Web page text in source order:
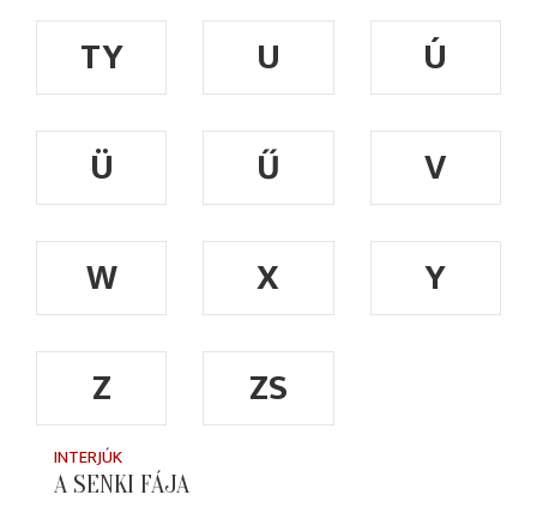
TY U
Ú
Ü
Ű
V
W
X
Y
Z
ZS
INTERJÚK
A SENKI FÁJA